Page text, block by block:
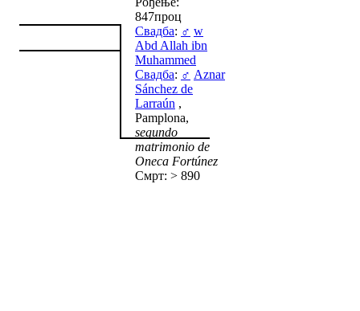
847проц
Свадба: ♂ w
Abd Allah ibn
Muhammed
Свадба: ♂ Aznar
Sánchez de
Larraún ,
Pamplona,
segundo
matrimonio de
Oneca Fortúnez
Смрт: > 890